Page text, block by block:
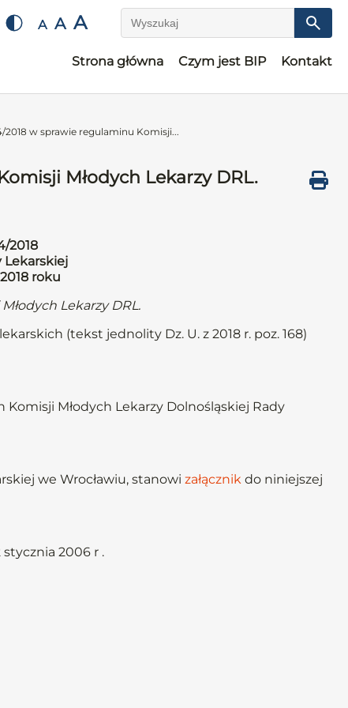
A A A Wyszukaj
Strona główna Czym jest BIP Kontakt
2018 w sprawie regulaminu Komisji...
Młodych Lekarzy DRL.
2018
Lekarskiej
roku
Lekarzy DRL.
(tekst jednolity Dz. U. z 2018 r. poz. 168)
Młodych Lekarzy Dolnośląskiej Rady
we Wrocławiu, stanowi załącznik do niniejszej
stycznia 2006 r .